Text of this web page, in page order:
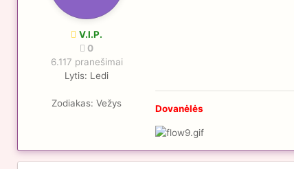
V.I.P.
0
6.117 pranešimai
Lytis: Ledi
Zodiakas: Vežys Dovanėlės